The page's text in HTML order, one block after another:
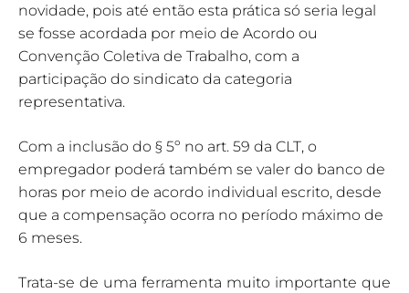
novidade, pois até então esta prática só seria legal
se fosse acordada por meio de Acordo ou
Convenção Coletiva de Trabalho, com a
participação do sindicato da categoria
representativa.
Com a inclusão do § 5º no art. 59 da CLT, o
empregador poderá também se valer do banco de
horas por meio de acordo individual escrito, desde
que a compensação ocorra no período máximo de
6 meses.
Trata-se de uma ferramenta muito importante que